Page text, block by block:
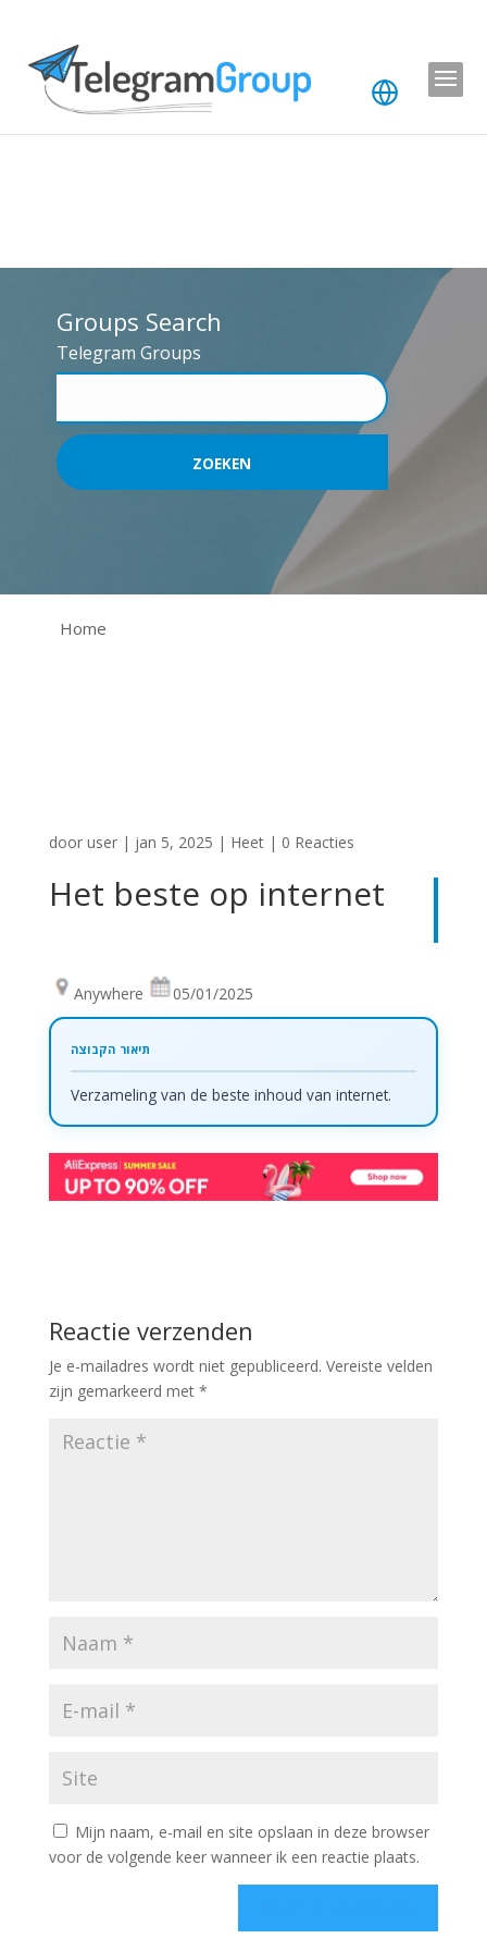
Groups Search
Telegram Groups
Home
door user| jan 5, 2025 | Heet| 0 Reacties
Het beste op internet
Anywhere 05/01/2025
Verzameling van de beste inhoud van internet.
Reactie verzenden
Je e-mailadres wordt niet gepubliceerd. Vereiste velden
zijn gemarkeerd met *
Mijn naam, e-mail en site opslaan in deze browser
voor de volgende keer wanneer ik een reactie plaats.